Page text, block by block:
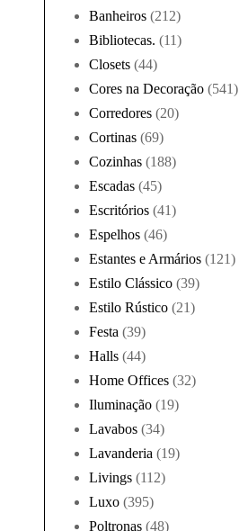
Banheiros (212)
Bibliotecas. (11)
Closets (44)
Cores na Decoração (541)
Corredores (20)
Cortinas (69)
Cozinhas (188)
Escadas (45)
Escritórios (41)
Espelhos (46)
Estantes e Armários (121)
Estilo Clássico (39)
Estilo Rústico (21)
Festa (39)
Halls (44)
Home Offices (32)
Iluminação (19)
Lavabos (34)
Lavanderia (19)
Livings (112)
Luxo (395)
Poltronas (48)